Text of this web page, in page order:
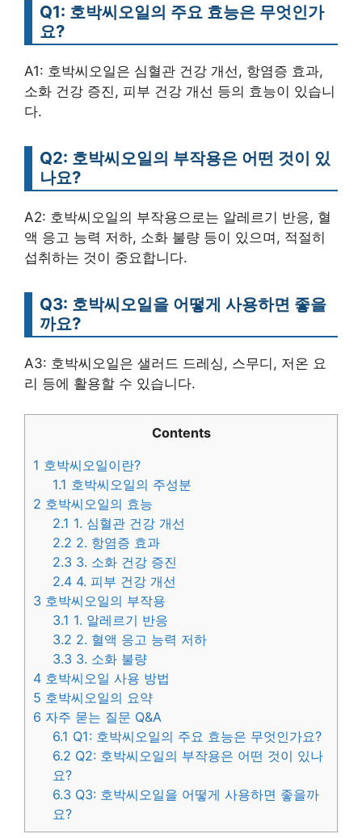
Q1: 호박씨오일의 주요 효능은 무엇인가
요?
A1: 호박씨오일은 심혈관 건강 개선, 항염증 효과,
소화 건강 증진, 피부 건강 개선 등의 효능이 있습니
다.
Q2: 호박씨오일의 부작용은 어떤 것이 있
나요?
A2: 호박씨오일의 부작용으로는 알레르기 반응, 혈
액 응고 능력 저하, 소화 불량 등이 있으며, 적절히
섭취하는 것이 중요합니다.
Q3: 호박씨오일을 어떻게 사용하면 좋을
까요?
A3: 호박씨오일은 샐러드 드레싱, 스무디, 저온 요
리 등에 활용할 수 있습니다.
Contents
1 호박씨오일이란?
1.1 호박씨오일의 주성분
2 호박씨오일의 효능
2.1 1. 심혈관 건강 개선
2.2 2. 항염증 효과
2.3 3. 소화 건강 증진
2.4 4. 피부 건강 개선
3 호박씨오일의 부작용
3.1 1. 알레르기 반응
3.2 2. 혈액 응고 능력 저하
3.3 3. 소화 불량
4 호박씨오일 사용 방법
5 호박씨오일의 요약
6 자주 묻는 질문 Q&A
6.1 Q1: 호박씨오일의 주요 효능은 무엇인가요?
6.2 Q2: 호박씨오일의 부작용은 어떤 것이 있나
요?
6.3 Q3: 호박씨오일을 어떻게 사용하면 좋을까
요?